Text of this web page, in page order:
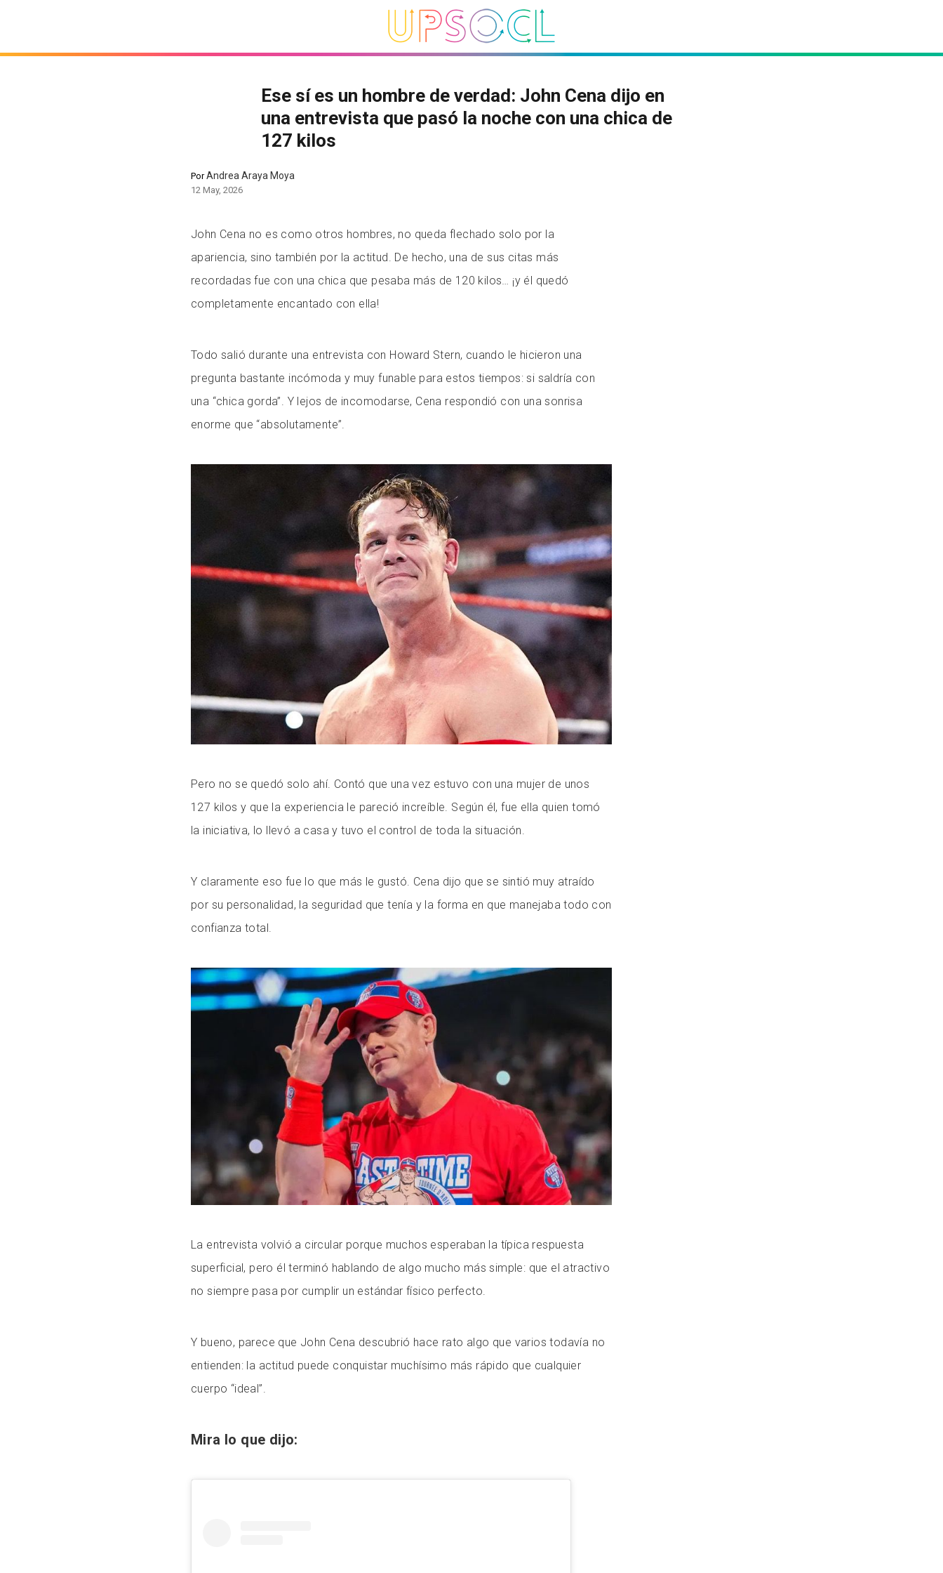
Ese sí es un hombre de verdad: John Cena dijo en
una entrevista que pasó la noche con una chica de
127 kilos
PorAndrea Araya Moya
12 May, 2026
John Cena no es como otros hombres, no queda flechado solo por la
apariencia, sino también por la actitud. De hecho, una de sus citas más
recordadas fue con una chica que pesaba más de 120 kilos… ¡y él quedó
completamente encantado con ella!
Todo salió durante una entrevista con Howard Stern, cuando le hicieron una
pregunta bastante incómoda y muy funable para estos tiempos: si saldría con
una “chica gorda”. Y lejos de incomodarse, Cena respondió con una sonrisa
enorme que “absolutamente”.
Pero no se quedó solo ahí. Contó que una vez estuvo con una mujer de unos
127 kilos y que la experiencia le pareció increíble. Según él, fue ella quien tomó
la iniciativa, lo llevó a casa y tuvo el control de toda la situación.
Y claramente eso fue lo que más le gustó. Cena dijo que se sintió muy atraído
por su personalidad, la seguridad que tenía y la forma en que manejaba todo con
confianza total.
La entrevista volvió a circular porque muchos esperaban la típica respuesta
superficial, pero él terminó hablando de algo mucho más simple: que el atractivo
no siempre pasa por cumplir un estándar físico perfecto.
Y bueno, parece que John Cena descubrió hace rato algo que varios todavía no
entienden: la actitud puede conquistar muchísimo más rápido que cualquier
cuerpo “ideal”.
Mira lo que dijo: